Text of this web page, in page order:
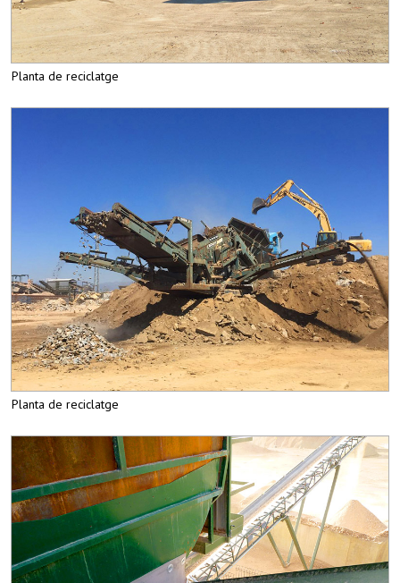
Planta de reciclatge
Planta de reciclatge